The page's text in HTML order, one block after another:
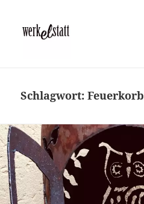
Schlagwort:Feuerkorb